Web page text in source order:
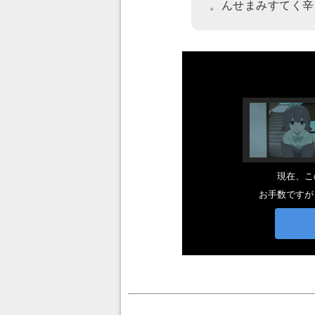
。んせまみすてく